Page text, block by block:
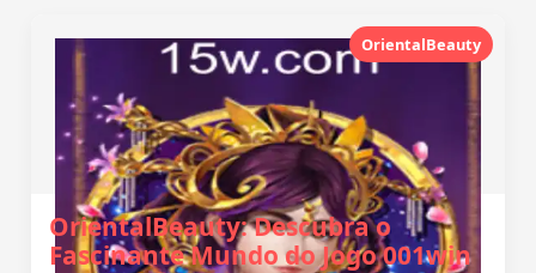
OrientalBeauty
OrientalBeauty: Descubra o
Fascinante Mundo do Jogo 001win